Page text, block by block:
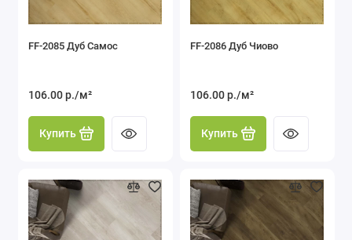
FF-2085 Дуб Самос
106.00 р./м²
Купить
FF-2086 Дуб Чиово
106.00 р./м²
Купить